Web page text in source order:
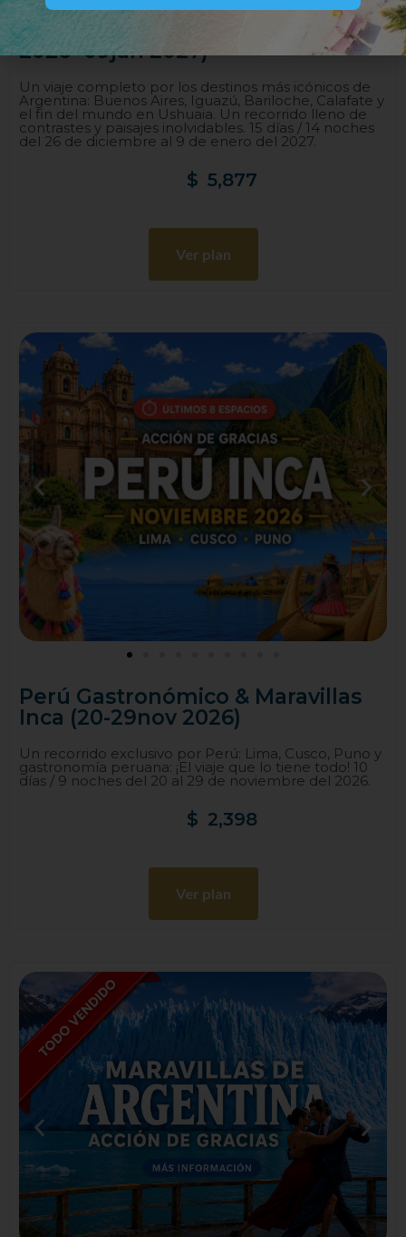
Argentina De Norte a Sur (26dec
2026 -09jan 2027)
Un viaje completo por los destinos más icónicos de
Argentina: Buenos Aires, Iguazú, Bariloche, Calafate y
el fin del mundo en Ushuaia. Un recorrido lleno de
contrastes y paisajes inolvidables. 15 días / 14 noches
del 26 de diciembre al 9 de enero del 2027.
$ 5,877
Ver plan
Perú Gastronómico & Maravillas
Inca (20-29nov 2026)
Un recorrido exclusivo por Perú: Lima, Cusco, Puno y
gastronomía peruana: ¡El viaje que lo tiene todo! 10
días / 9 noches del 20 al 29 de noviembre del 2026.
$ 2,398
Ver plan